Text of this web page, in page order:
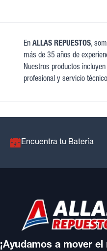
EnALLAS REPUESTOS,
más de 35 años de
Nuestros productos
profesional y servicio
Encuentra tu Batería
¡Ayudamos a mover el